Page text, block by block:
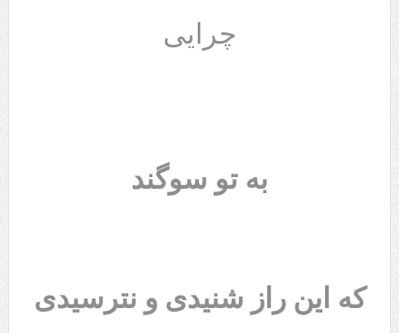
چرایی
به تو سوگند
که این راز شنیدی و نترسیدی